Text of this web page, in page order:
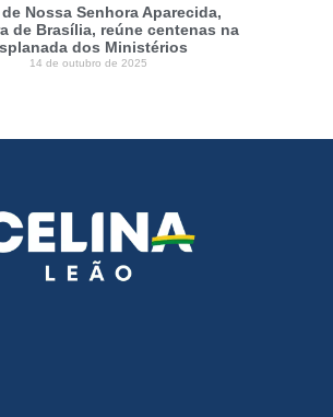
Nossa Senhora Aparecida,
de Brasília, reúne centenas na
dos Ministérios
14 de outubro de 2025